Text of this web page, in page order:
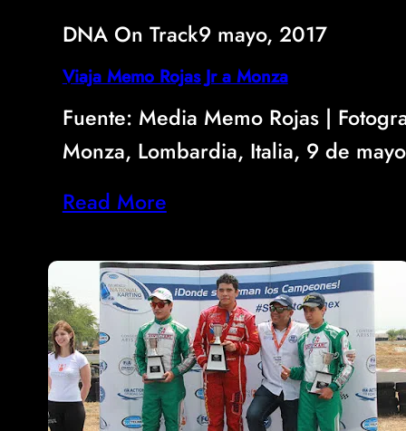
DNA On Track9 mayo, 2017
Viaja Memo Rojas Jr a Monza
Fuente: Media Memo Rojas |
Monza, Lombardia, Italia, 9 de
Read More